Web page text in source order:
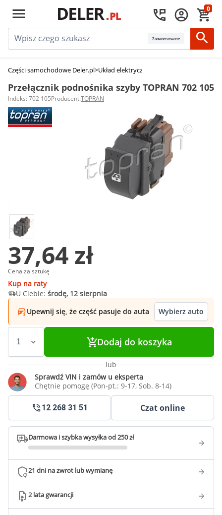
0
Zaawansowane
Części samochodowe Deler.pl>Układ elektryczny, zapłon
Przełącznik podnośnika szyby TOPRAN 702 105
Indeks: 702 105Producent:TOPRAN
37,64 zł
Cena za sztukę
Kup na raty
U Ciebie: środę, 12 sierpnia
Upewnij się, że część pasuje do auta
Wybierz auto
Dodaj do koszyka
lub
Sprawdź VIN i zamów u eksperta
Chętnie pomogę (Pon-pt.: 9-17, Sob. 8-14)
12 268 31 51 Czat online
Darmowa i szybka wysyłka od 250 zł
21 dni na zwrot lub wymianę
2 lata gwarancji